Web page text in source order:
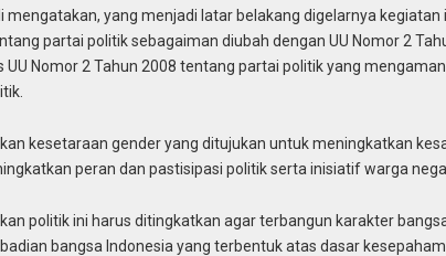
mengatakan, yang menjadi latar belakang digelarnya kegiatan
partai politik sebagaiman diubah dengan UU Nomor 2
Nomor 2 Tahun 2008 tentang partai politik yang
kesetaraan gender yang ditujukan untuk meningkatkan
peran dan pastisipasi politik serta inisiatif warga
politik ini harus ditingkatkan agar terbangun karakter
bangsa Indonesia yang terbentuk atas dasar